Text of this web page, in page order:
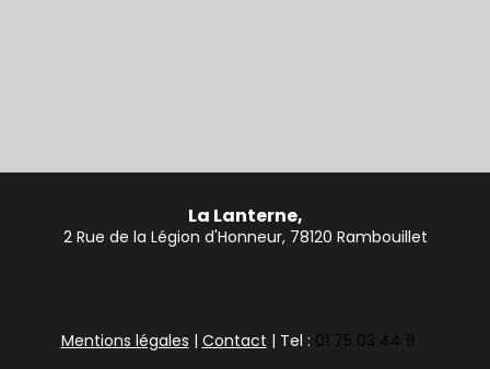
La Lanterne,
2 Rue de la Légion d'Honneur, 78120 Rambouillet
Mentions légales | Contact | Tel : 01 75 03 44 11